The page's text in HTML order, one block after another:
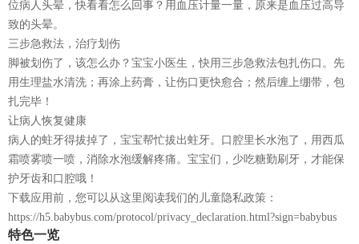
位病人头晕，快看看怎么回事？用血压计量一量，原来是血压过高导
致的头晕。
三步急救法，治疗划伤
脚被划伤了，该怎么办？宝宝小医生，快用三步急救法包扎伤口。先
用生理盐水清洗；再涂上药膏，让伤口更快愈合；然后缠上绷带，包
扎完毕！
让病人恢复健康
病人的蛀牙得拔掉了，宝宝帮忙拔出蛀牙。口腔里长水泡了，用西瓜
霜喷雾喷一喷，消除水泡缓解疼痛。宝宝们，少吃糖勤刷牙，才能保
护牙齿和口腔哦！
下载应用前，您可以从这里阅读我们的儿童隐私政策：
https://h5.babybus.com/protocol/privacy_declaration.html?sign=babybus
特色一览